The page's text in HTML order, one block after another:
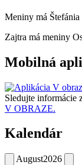
Meniny má Štefánia
Zajtra má meniny
Mobilná
Sledujte informácie
V OBRAZE.
Kalendár
August2026